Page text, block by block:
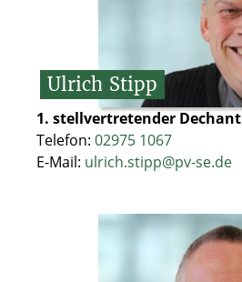
Ulrich Stipp
1. stellvertretender Dechant
Telefon: 02975 1067
E-Mail: ulrich.stipp@pv-se.de